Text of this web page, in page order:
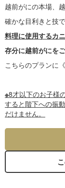
越前がにの本場、
確かな目利きと技
料理に使用するカ
存分に越前がにを
こちらのプランに
※8才以下のお子様
すると階下への振
だけません。